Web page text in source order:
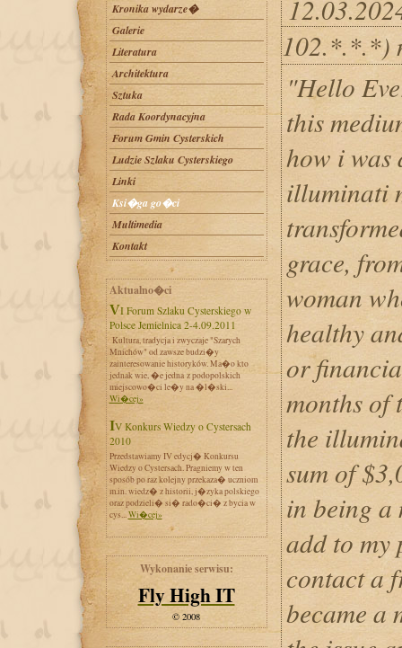
Kronika wydarze�
Galerie
Literatura
Architektura
Sztuka
Rada Koordynacyjna
Forum Gmin Cysterskich
Ludzie Szlaku Cysterskiego
Linki
Ksi�ga go�ci
Multimedia
Kontakt
Aktualno�ci
VI Forum Szlaku Cysterskiego w
Polsce Jemielnica 2-4.09.2011
Kultura, tradycja i zwyczaje "Szarych
Mnichów" od zawsze budzi�y
zainteresowanie historyków. Ma�o kto
jednak wie, �e jedna z podopolskich
miejscowo�ci le�y na �l�ski...
Wi�cej»
IV Konkurs Wiedzy o Cystersach
2010
Przedstawiamy IV edycj� Konkursu
Wiedzy o Cystersach. Pragniemy w ten
sposób po raz kolejny przekaza� uczniom
m.in. wiedz� z historii, j�zyka polskiego
oraz podzieli� si� rado�ci� z bycia w
cys...Wi�cej»
Wykonanie serwisu:
Fly High IT
© 2008
102.*.*.*)
"Hello
this
how i was
illuminati
grace,
woman
healthy
or
months of
the
sum of
in being a
add to my
contact a
became a